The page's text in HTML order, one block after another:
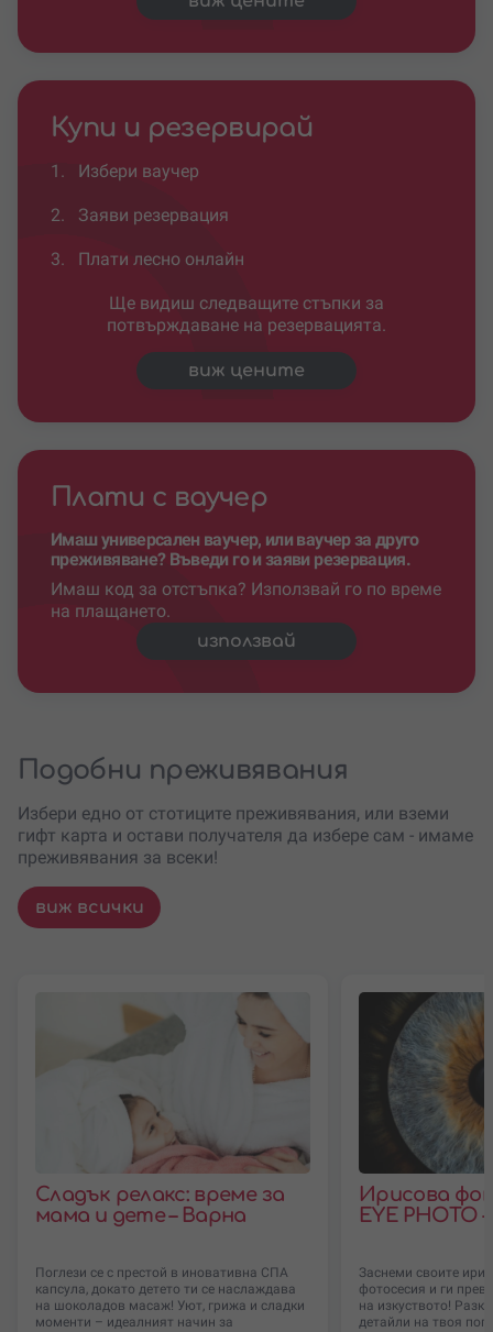
Купи и резервирай
1. Избери ваучер
2. Заяви резервация
3. Плати лесно онлайн
Ще видиш следващите стъпки за
потвърждаване на резервацията.
виж цените
Плати с ваучер
Имаш универсален ваучер, или ваучер за друго
преживяване? Въведи го и заяви резервация.
Имаш код за отстъпка? Използвай го по време
на плащането.
използвай
Подобни преживявания
Избери едно от стотиците преживявания, или вземи
гифт карта и остави получателя да избере сам - имаме
преживявания за всеки!
виж всички
Сладък релакс: време за
мама и дете – Варна
Поглези се с престой в иновативна СПА
капсула, докато детето ти се наслаждава
на шоколадов масаж! Уют, грижа и сладки
моменти – идеалният начин за
Ирисова
EYE PHOTO
Заснеми своите
фотосесия и ги
на изкуството!
детайли на твоя